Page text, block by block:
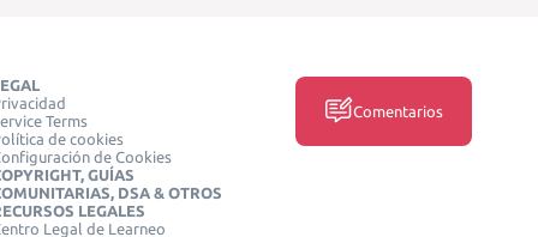
Terms
de cookies
de Cookies
GUÍAS
DSA & OTROS
LEGALES
Legal de Learneo
Comentarios